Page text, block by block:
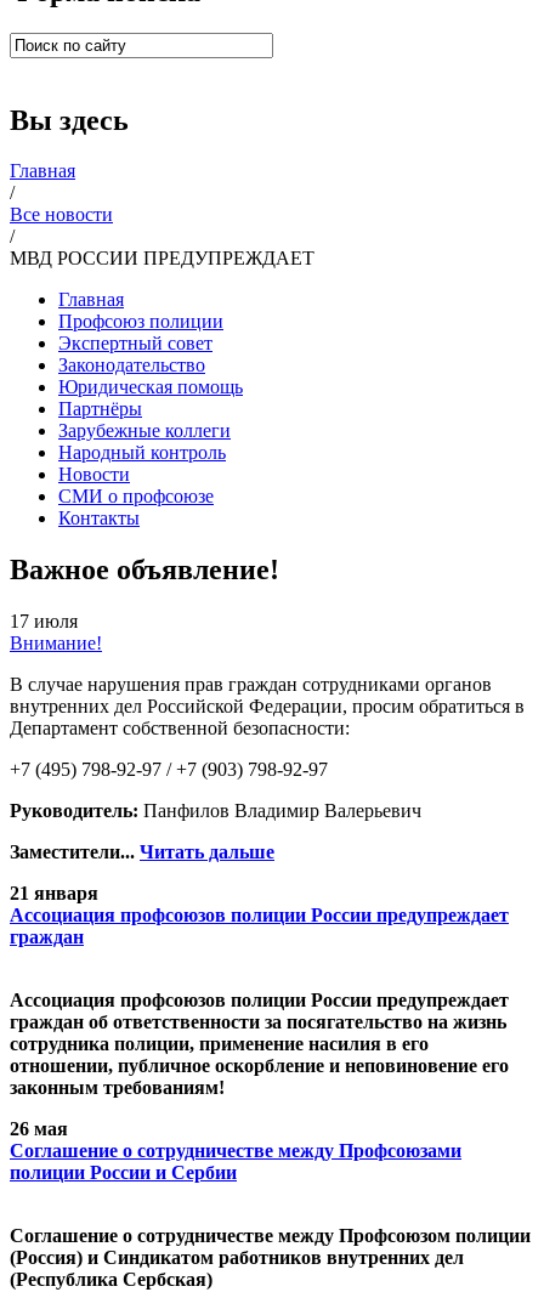
Вы здесь
Главная
/
Все новости
/
МВД РОССИИ ПРЕДУПРЕЖДАЕТ
Главная
Профсоюз полиции
Экспертный совет
Законодательство
Юридическая помощь
Партнёры
Зарубежные коллеги
Народный контроль
Новости
СМИ о профсоюзе
Контакты
Важное объявление!
17 июля
Внимание!
В случае нарушения прав граждан сотрудниками органов
внутренних дел Российской Федерации, просим обратиться в
Департамент собственной безопасности:
+7 (495) 798-92-97 / +7 (903) 798-92-97
Руководитель: Панфилов Владимир Валерьевич
Заместители... Читать дальше
21 января
Ассоциация профсоюзов полиции России предупреждает
граждан
Ассоциация профсоюзов полиции России предупреждает
граждан об ответственности за посягательство на жизнь
сотрудника полиции, применение насилия в его
отношении, публичное оскорбление и неповиновение его
законным требованиям!
26 мая
Cоглашение о сотрудничестве между Профсоюзами
полиции России и Сербии
Cоглашение о сотрудничестве между Профсоюзом полиции
(Россия) и Синдикатом работников внутренних дел
(Республика Сербская)